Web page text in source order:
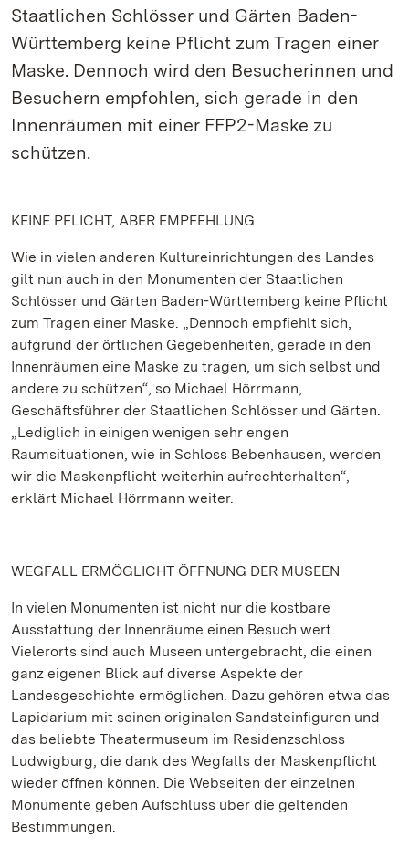
Staatlichen Schlösser und Gärten Baden-
Württemberg keine Pflicht zum Tragen einer
Maske. Dennoch wird den Besucherinnen und
Besuchern empfohlen, sich gerade in den
Innenräumen mit einer FFP2-Maske zu
schützen.
KEINE PFLICHT, ABER EMPFEHLUNG
Wie in vielen anderen Kultureinrichtungen des Landes
gilt nun auch in den Monumenten der Staatlichen
Schlösser und Gärten Baden-Württemberg keine Pflicht
zum Tragen einer Maske. „Dennoch empfiehlt sich,
aufgrund der örtlichen Gegebenheiten, gerade in den
Innenräumen eine Maske zu tragen, um sich selbst und
andere zu schützen“, so Michael Hörrmann,
Geschäftsführer der Staatlichen Schlösser und Gärten.
„Lediglich in einigen wenigen sehr engen
Raumsituationen, wie in Schloss Bebenhausen, werden
wir die Maskenpflicht weiterhin aufrechterhalten“,
erklärt Michael Hörrmann weiter.
WEGFALL ERMÖGLICHT ÖFFNUNG DER MUSEEN
In vielen Monumenten ist nicht nur die kostbare
Ausstattung der Innenräume einen Besuch wert.
Vielerorts sind auch Museen untergebracht, die einen
ganz eigenen Blick auf diverse Aspekte der
Landesgeschichte ermöglichen. Dazu gehören etwa das
Lapidarium mit seinen originalen Sandsteinfiguren und
das beliebte Theatermuseum im Residenzschloss
Ludwigburg, die dank des Wegfalls der Maskenpflicht
wieder öffnen können. Die Webseiten der einzelnen
Monumente geben Aufschluss über die geltenden
Bestimmungen.